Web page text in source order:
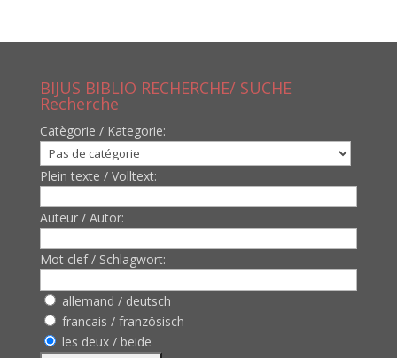
BIJUS BIBLIO RECHERCHE/ SUCHE
Recherche
Catègorie / Kategorie:
Plein texte / Volltext:
Auteur / Autor:
Mot clef / Schlagwort:
allemand / deutsch
francais / französisch
les deux / beide